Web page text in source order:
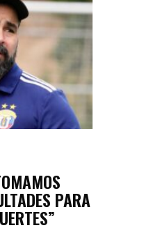
PARA